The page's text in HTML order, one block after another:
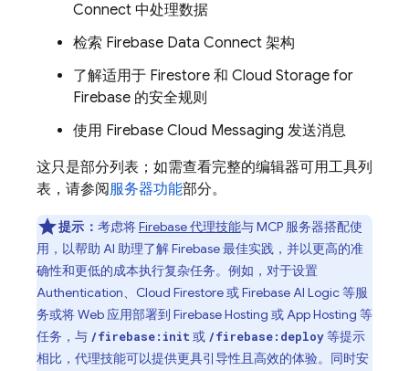
Connect 中处理数据
检索 Firebase Data Connect 架构
了解适用于 Firestore 和 Cloud Storage for
Firebase 的安全规则
使用 Firebase Cloud Messaging 发送消息
这只是部分列表；如需查看完整的编辑器可用工具列
表，请参阅服务器功能部分。
提示： 考虑将Firebase 代理技能与 MCP 服务器搭配使
用，以帮助 AI 助理了解 Firebase 最佳实践，并以更高的准
确性和更低的成本执行复杂任务。例如，对于设置
Authentication、 Cloud Firestore或Firebase AI Logic等服
务或将 Web 应用部署到 Firebase Hosting 或App Hosting 等
任务，与 /firebase:init 或 /firebase:deploy等提示
相比，代理技能可以提供更具引导性且高效的体验。同时安